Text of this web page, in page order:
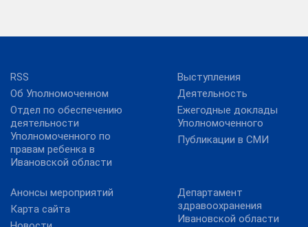
RSS
Об Уполномоченном
Отдел по обеспечению
деятельности
Уполномоченного по
правам ребенка в
Ивановской области
Выступления
Деятельность
Ежегодные доклады
Уполномоченного
Публикации в СМИ
Анонсы мероприятий
Карта сайта
Департамент
здравоохранения
Ивановской области